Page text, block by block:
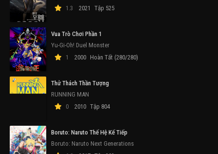
1.3
2021 Tập 525
Vua Trò Chơi Phần 1
Yu-Gi-Oh! Duel Monster
1
2000 Hoàn Tất (280/280)
Thử Thách Thần Tượng
RUNNING MAN
0
2010 Tập 804
Boruto: Naruto Thế Hệ Kế Tiếp
Boruto: Naruto Next Generations